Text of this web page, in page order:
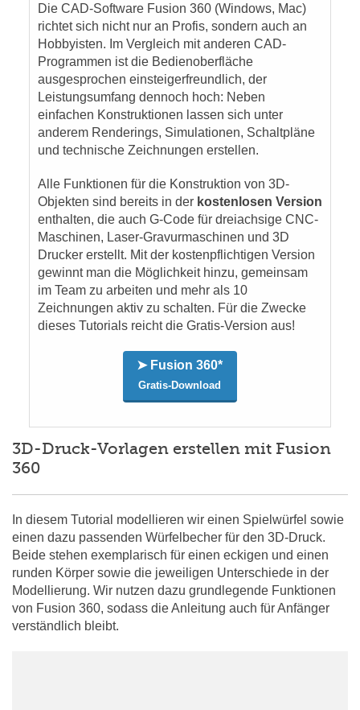
Die CAD-Software Fusion 360 (Windows, Mac)
richtet sich nicht nur an Profis, sondern auch an
Hobbyisten. Im Vergleich mit anderen CAD-
Programmen ist die Bedienoberfläche
ausgesprochen einsteigerfreundlich, der
Leistungsumfang dennoch hoch: Neben
einfachen Konstruktionen lassen sich unter
anderem Renderings, Simulationen, Schaltpläne
und technische Zeichnungen erstellen.
Alle Funktionen für die Konstruktion von 3D-
Objekten sind bereits in der kostenlosen Version
enthalten, die auch G-Code für dreiachsige CNC-
Maschinen, Laser-Gravurmaschinen und 3D
Drucker erstellt. Mit der kostenpflichtigen Version
gewinnt man die Möglichkeit hinzu, gemeinsam
im Team zu arbeiten und mehr als 10
Zeichnungen aktiv zu schalten. Für die Zwecke
dieses Tutorials reicht die Gratis-Version aus!
➤ Fusion 360*
Gratis-Download
3D-Druck-Vorlagen erstellen mit Fusion
360
In diesem Tutorial modellieren wir einen Spielwürfel sowie
einen dazu passenden Würfelbecher für den 3D-Druck.
Beide stehen exemplarisch für einen eckigen und einen
runden Körper sowie die jeweiligen Unterschiede in der
Modellierung. Wir nutzen dazu grundlegende Funktionen
von Fusion 360, sodass die Anleitung auch für Anfänger
verständlich bleibt.